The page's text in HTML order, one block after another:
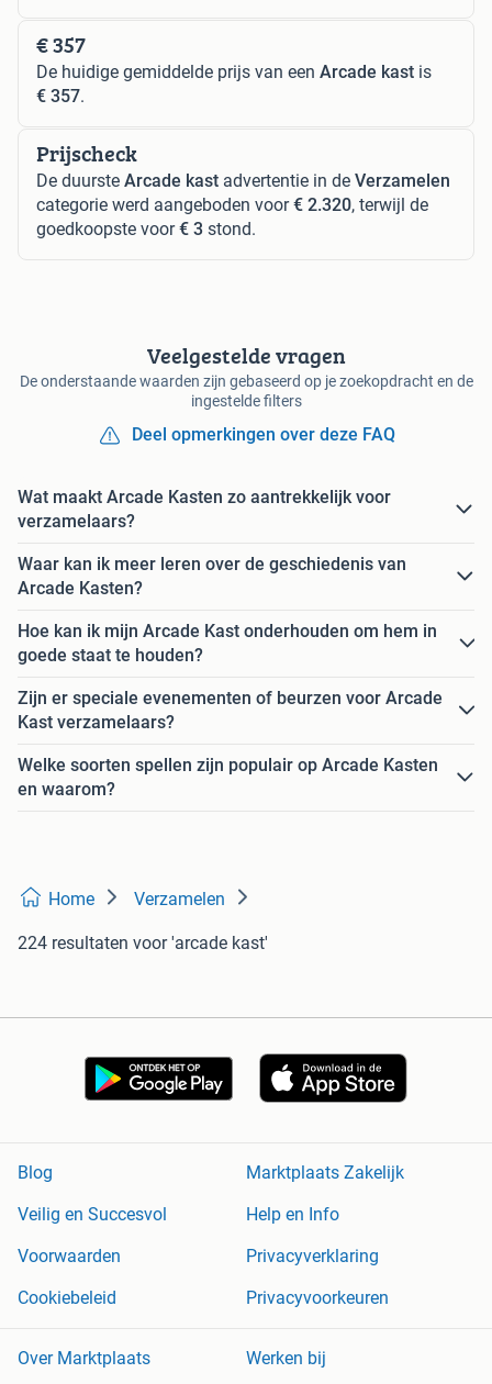
€ 357
De huidige gemiddelde prijs van een Arcade kast is
€ 357.
Prijscheck
De duurste Arcade kast advertentie in de Verzamelen
categorie werd aangeboden voor€ 2.320, terwijl de
goedkoopste voor€ 3 stond.
Veelgestelde vragen
De onderstaande waarden zijn gebaseerd op je zoekopdracht en de
ingestelde filters
Deel opmerkingen over deze FAQ
Wat maakt Arcade Kasten zo aantrekkelijk voor
verzamelaars?
Waar kan ik meer leren over de geschiedenis van
Arcade Kasten?
Hoe kan ik mijn Arcade Kast onderhouden om hem in
goede staat te houden?
Zijn er speciale evenementen of beurzen voor Arcade
Kast verzamelaars?
Welke soorten spellen zijn populair op Arcade Kasten
en waarom?
Home Verzamelen
224 resultaten voor 'arcade kast'
Blog
Marktplaats Zakelijk
Veilig en Succesvol
Help en Info
Voorwaarden
Privacyverklaring
Cookiebeleid
Privacyvoorkeuren
Over Marktplaats Werken bij